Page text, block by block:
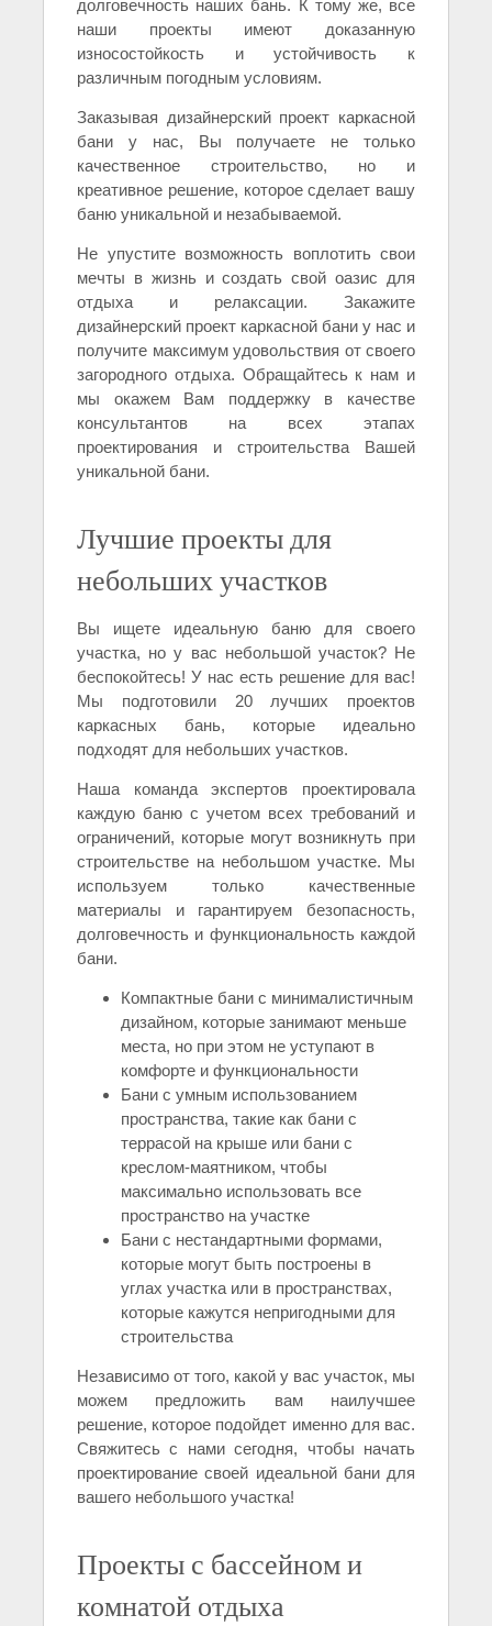
долговечность наших бань. К тому же, все
наши проекты имеют доказанную
износостойкость и устойчивость к
различным погодным условиям.
Заказывая дизайнерский проект каркасной
бани у нас, Вы получаете не только
качественное строительство, но и
креативное решение, которое сделает вашу
баню уникальной и незабываемой.
Не упустите возможность воплотить свои
мечты в жизнь и создать свой оазис для
отдыха и релаксации. Закажите
дизайнерский проект каркасной бани у нас и
получите максимум удовольствия от своего
загородного отдыха. Обращайтесь к нам и
мы окажем Вам поддержку в качестве
консультантов на всех этапах
проектирования и строительства Вашей
уникальной бани.
Лучшие проекты для
небольших участков
Вы ищете идеальную баню для своего
участка, но у вас небольшой участок? Не
беспокойтесь! У нас есть решение для вас!
Мы подготовили 20 лучших проектов
каркасных бань, которые идеально
подходят для небольших участков.
Наша команда экспертов проектировала
каждую баню с учетом всех требований и
ограничений, которые могут возникнуть при
строительстве на небольшом участке. Мы
используем только качественные
материалы и гарантируем безопасность,
долговечность и функциональность каждой
бани.
Компактные бани с минималистичным
дизайном, которые занимают меньше
места, но при этом не уступают в
комфорте и функциональности
Бани с умным использованием
пространства, такие как бани с
террасой на крыше или бани с
креслом-маятником, чтобы
максимально использовать все
пространство на участке
Бани с нестандартными формами,
которые могут быть построены в
углах участка или в пространствах,
которые кажутся непригодными для
строительства
Независимо от того, какой у вас участок, мы
можем предложить вам наилучшее
решение, которое подойдет именно для вас.
Свяжитесь с нами сегодня, чтобы начать
проектирование своей идеальной бани для
вашего небольшого участка!
Проекты с бассейном и
комнатой отдыха